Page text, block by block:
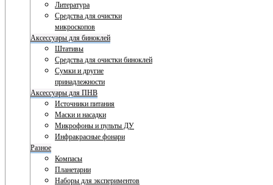
Литература
Средства для очистки
микроскопов
Аксессуары для биноклей
Штативы
Средства для очистки биноклей
Сумки и другие
принадлежности
Аксессуары для ПНВ
Источники питания
Маски и насадки
Микрофоны и пульты ДУ
Инфракрасные фонари
Разное
Компасы
Планетарии
Наборы для экспериментов